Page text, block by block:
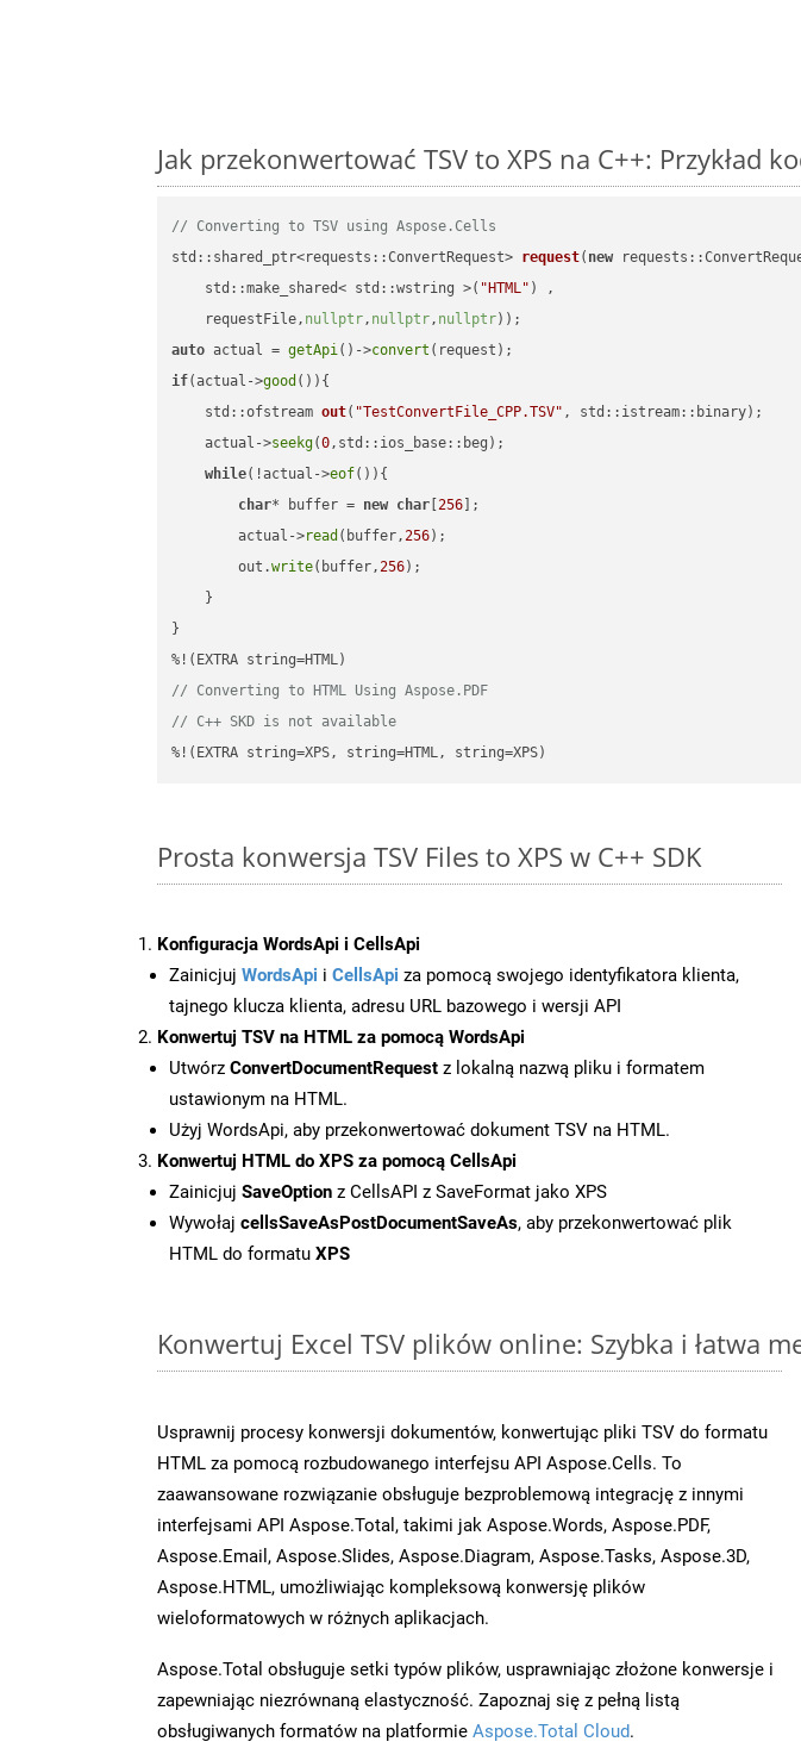
Jak przekonwertować TSV to XPS na C++: Przykład
// Converting to TSV using Aspose.Cells
std::shared_ptr<requests::ConvertRequest> request( new
    std::make_shared< std::wstring >(
"HTML" ) ,
    requestFile,
nullptr, nullptr, nullptr))
auto actual = getApi()->convert
if(actual->good ()){
std::ofstream out( "TestConvertFile_CPP.TSV" , std::istream::binary) ;
    actual->
seekg(0,std::ios_base::beg);
while(!actual->eof()){
char* buffer = new char [256 ];
        actual->
read (buffer,256);
        out.
write(buffer,256);
    }
}
// Converting to HTML Using Aspose.PDF
// C++ SKD is not available
%!(EXTRA string=XPS, string=HTML, string=XPS)
Prosta konwersja TSV Files to XPS w C++ SDK
Konfiguracja WordsApi i CellsApi
Zainicjuj WordsApi i CellsApi za pomocą swojego identyfikatora klienta,
tajnego klucza klienta, adresu URL bazowego i wersji API
Konwertuj TSV na HTML za pomocą WordsApi
Utwórz ConvertDocumentRequest z lokalną nazwą pliku i formatem
ustawionym na HTML.
Użyj WordsApi, aby przekonwertować dokument TSV na HTML.
Konwertuj HTML do XPS za pomocą CellsApi
Zainicjuj SaveOption z CellsAPI z SaveFormat jako XPS
Wywołaj cellsSaveAsPostDocumentSaveAs, aby przekonwertować plik
HTML do formatu XPS
Konwertuj Excel TSV plików online: Szybka i łatwa
Usprawnij procesy konwersji dokumentów, konwertując pliki TSV do formatu
HTML za pomocą rozbudowanego interfejsu API Aspose.Cells. To
zaawansowane rozwiązanie obsługuje bezproblemową integrację z innymi
interfejsami API Aspose.Total, takimi jak Aspose.Words, Aspose.PDF,
Aspose.Email, Aspose.Slides, Aspose.Diagram, Aspose.Tasks, Aspose.3D,
Aspose.HTML, umożliwiając kompleksową konwersję plików
wieloformatowych w różnych aplikacjach.
Aspose.Total obsługuje setki typów plików, usprawniając złożone konwersje i
zapewniając niezrównaną elastyczność. Zapoznaj się z pełną listą
obsługiwanych formatów na platformie Aspose.Total Cloud.